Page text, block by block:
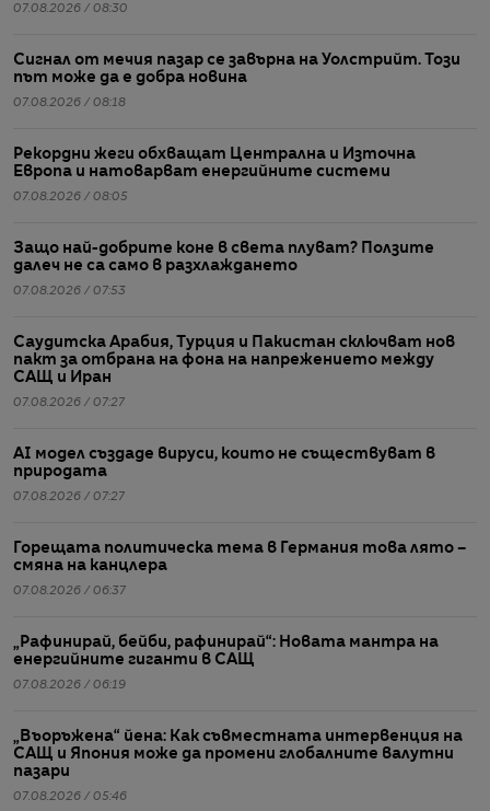
07.08.2026 / 08:30
Сигнал от мечия пазар се завърна на Уолстрийт. Този
път може да е добра новина
07.08.2026 / 08:18
Рекордни жеги обхващат Централна и Източна
Европа и натоварват енергийните системи
07.08.2026 / 08:05
Защо най-добрите коне в света плуват? Ползите
далеч не са само в разхлаждането
07.08.2026 / 07:53
Саудитска Арабия, Турция и Пакистан сключват нов
пакт за отбрана на фона на напрежението между
САЩ и Иран
07.08.2026 / 07:27
AI модел създаде вируси, които не съществуват в
природата
07.08.2026 / 07:27
Горещата политическа тема в Германия това лято –
смяна на канцлера
07.08.2026 / 06:37
„Рафинирай, бейби, рафинирай“: Новата мантра на
енергийните гиганти в САЩ
07.08.2026 / 06:19
„Въоръжена“ йена: Как съвместната интервенция на
САЩ и Япония може да промени глобалните валутни
пазари
07.08.2026 / 05:46